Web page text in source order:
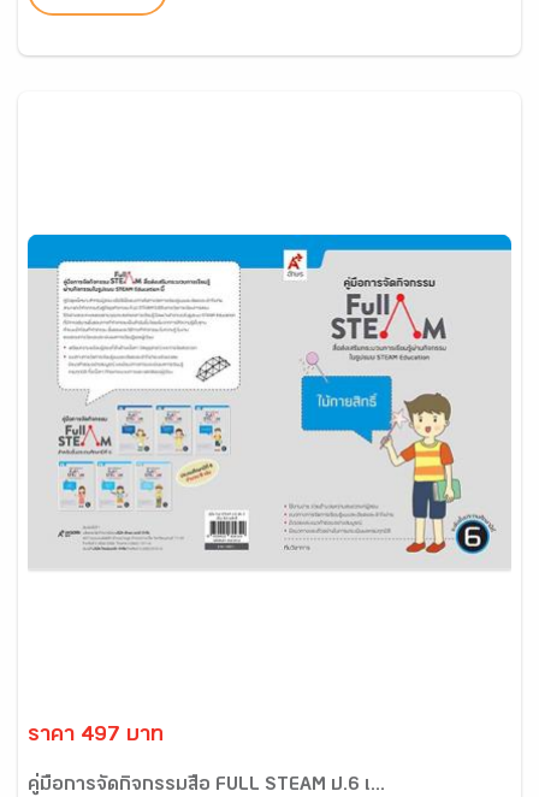
ราคา 497 บาท
คู่มือการจัดกิจกรรมสื่อ FULL STEAM ป.6 เ...